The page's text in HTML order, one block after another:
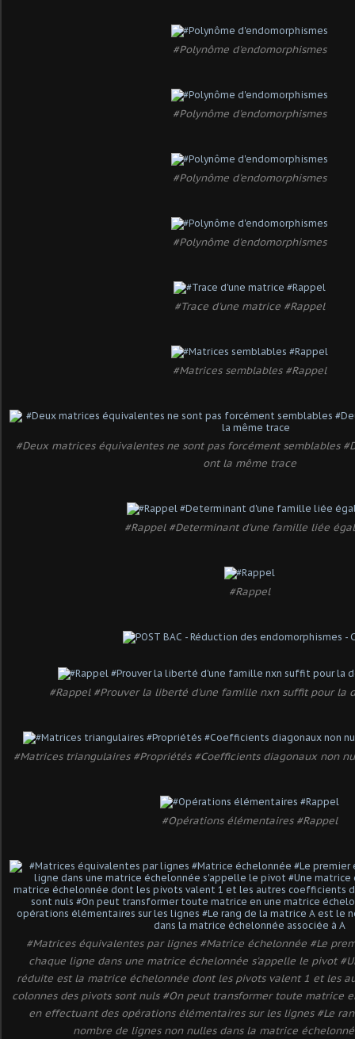
#Polynôme d'endomorphismes
#Polynôme d'endomorphismes
#Polynôme d'endomorphismes
#Polynôme d'endomorphismes
#Trace d'une matrice #Rappel
#Matrices semblables #Rappel
#Deux matrices équivalentes ne sont pas forcément semblables
ont la même trace
#Rappel #Determinant d'une famille liée
#Rappel
#Rappel #Prouver la liberté d'une famille nxn suffit pour la
#Matrices triangulaires #Propriétés #Coefficients diagonaux non
#Opérations élémentaires #Rappel
#Matrices équivalentes par lignes #Matrice échelonnée #Le
chaque ligne dans une matrice échelonnée s'appelle le pivot
réduite est la matrice échelonnée dont les pivots valent 1 et les
colonnes des pivots sont nuls #On peut transformer toute matrice
en effectuant des opérations élémentaires sur les lignes #Le
nombre de lignes non nulles dans la matrice